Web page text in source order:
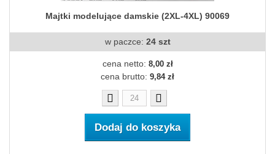
Majtki modelujące damskie (2XL-4XL) 90069
w paczce: 24 szt
cena netto: 8,00 zł
cena brutto: 9,84 zł
Dodaj do koszyka